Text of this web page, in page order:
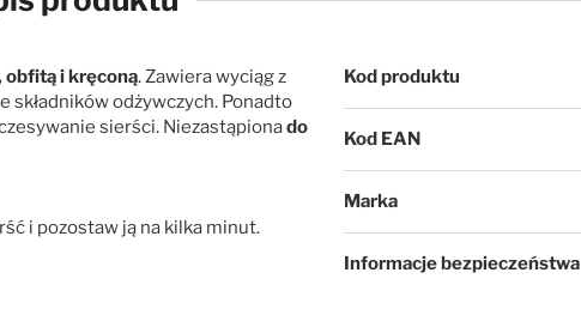
obfitą i kręconą. Zawiera wyciąg z
odżywczych. Ponadto
sierści. Niezastąpionado
i pozostaw ją na kilka minut.
Więcej informacji
Kod produktu
Kod EAN
Marka
Informacje bezpieczeństwa